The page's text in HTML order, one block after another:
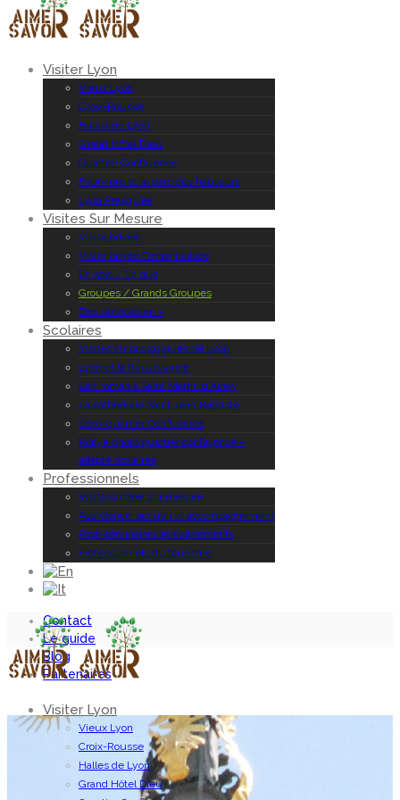
Visiter Lyon
Vieux Lyon
Croix-Rousse
Halles de Lyon
Grand Hôtel Dieu
Quartier Confluence
Fourvière et le parc des hauteurs
Lyon Presqu’île
Visites Sur Mesure
Visite privée
Visite privée Personnalisée
En solo / En duo
Groupes / Grands Groupes
Des services en +
Scolaires
Visites chronologiques de Lyon
Lyon et la Renaissance
L’art roman à Saint Martin d’Ainay
La cathédrale Saint Jean Baptiste
L’éco-quartier Confluence
Rallye photo quartier confluence –
adapté scolaires
Professionnels
Visite guidée sur mesure
Assistance, accueil et accompagnement
Post-séminaires et événements
Professionnels du tourisme
Contact
Le guide
Blog
Partenaires
Visiter Lyon
Vieux Lyon
Croix-Rousse
Halles de Lyon
Grand Hôtel Dieu